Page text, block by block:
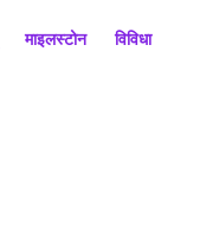
माइलस्टोन विविधा